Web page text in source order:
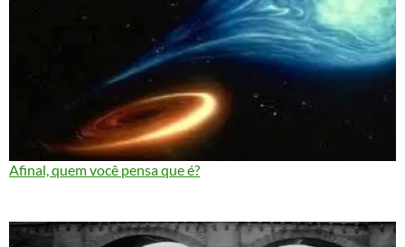
Afinal, quem você pensa que é?